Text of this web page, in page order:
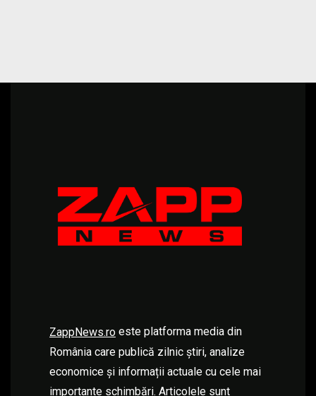
ZappNews.ro este platforma media din
România care publică zilnic știri, analize
economice și informații actuale cu cele mai
importante schimbări. Articolele sunt